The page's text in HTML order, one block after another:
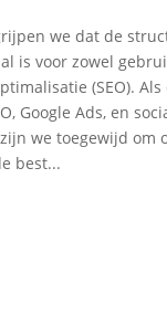
we dat de
is voor zowel
(SEO).
Google Ads, en
we toegewijd om
best...